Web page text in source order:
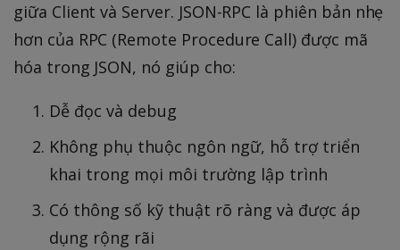
giữa Client và Server. JSON-RPC là phiên bản nhẹ
hơn của RPC (Remote Procedure Call) được mã
hóa trong JSON, nó giúp cho:
Dễ đọc và debug
Không phụ thuộc ngôn ngữ, hỗ trợ triển
khai trong mọi môi trường lập trình
Có thông số kỹ thuật rõ ràng và được áp
dụng rộng rãi